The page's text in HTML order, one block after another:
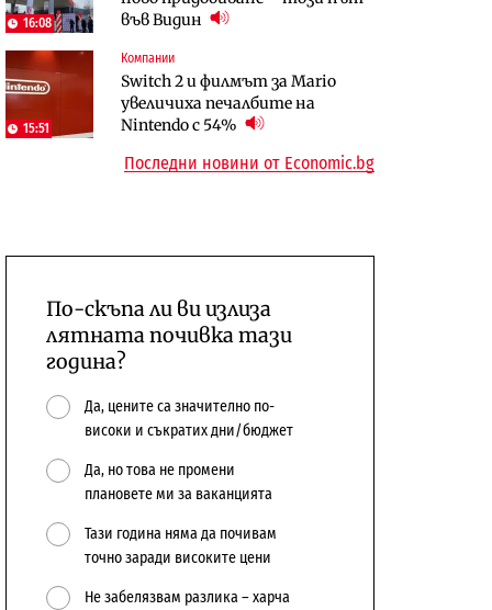
16:08
във Видин
15:51
Компании
Switch 2 и филмът за Mario
увеличиха печалбите на
Nintendo с 54%
откажат напълно от Google
Публични финанси
Общините вече зависят от
централната власт за 75% от
население и все повече сгради
Компании
А1 отново е лидер при
технологичните компании и
Последни новини от Economic.bg
По-скъпа ли ви излиза
лятната почивка тази
година?
Да, цените са значително по-
високи и съкратих дни/бюджет
Да, но това не промени
плановете ми за ваканцията
Тази година няма да почивам
точно заради високите цени
Не забелязвам разлика – харча